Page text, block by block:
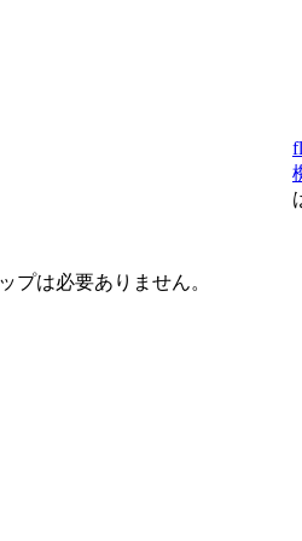
プは必要ありません。